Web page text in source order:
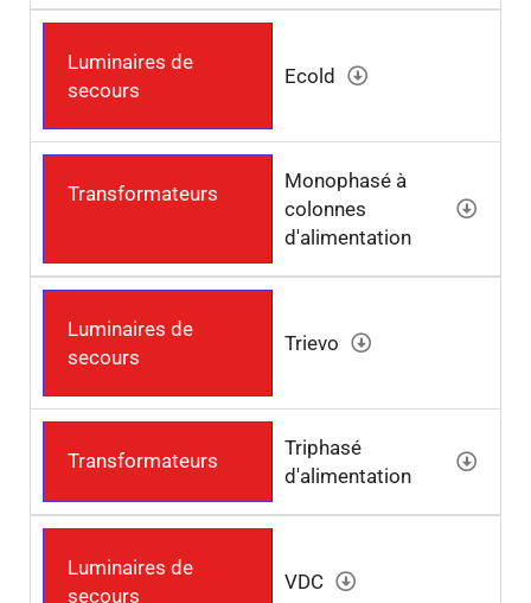
Luminaires de
secours
Ecold
Transformateurs
Monophasé à
colonnes
d'alimentation
Luminaires de
secours
Trievo
Transformateurs
Triphasé
d'alimentation
Luminaires de
secours
VDC